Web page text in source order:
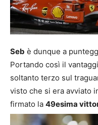
Seb è dunque a
Portando così il
soltanto terzo sul
visto che si era avviato
firmato la 49esima